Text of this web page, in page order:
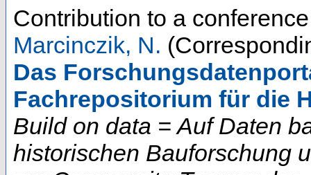
Contribution to a
Marcinczik, N.
Das
Fachrepositorium für die
Build on data = Auf Daten
historischen Bauforschung